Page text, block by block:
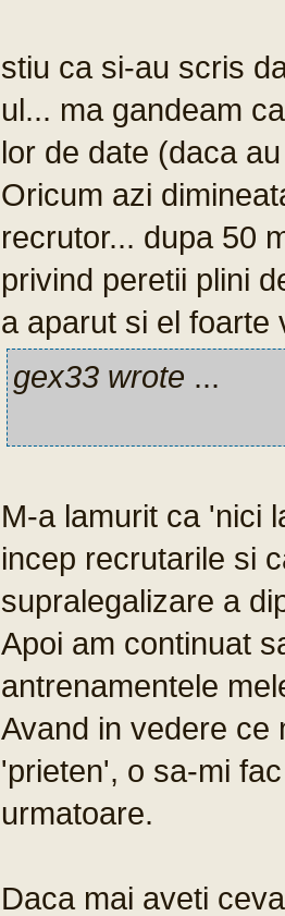
stiu ca si-au scris
ul... ma gandeam
lor de date (daca
Oricum azi
recrutor... dupa 50
privind peretii plini
a aparut si el
gex33 wrote ...
M-a lamurit ca 'nici
incep recrutarile si
supralegalizare a
Apoi am continuat
antrenamentele
Avand in vedere ce
'prieten', o sa-mi
urmatoare.
Daca mai aveti